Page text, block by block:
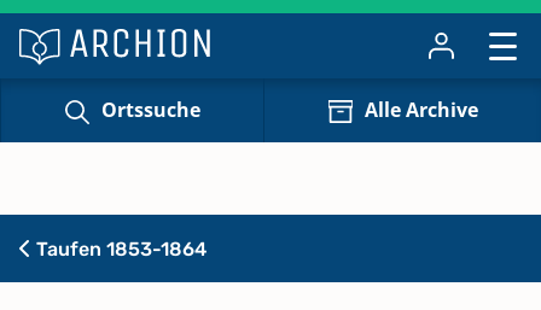
Ortssuche Alle Archive
Taufen 1853-1864